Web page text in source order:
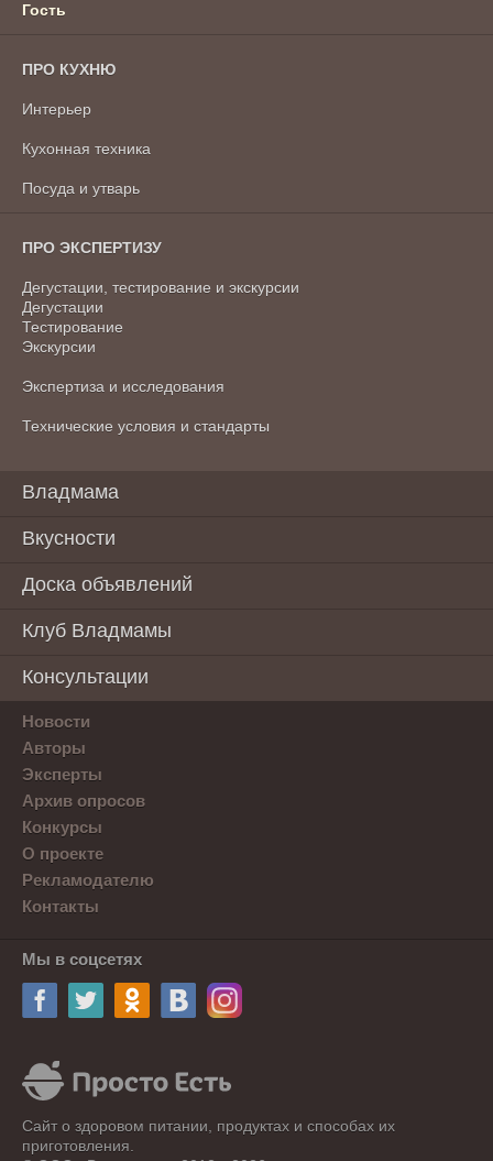
Гость
ПРО КУХНЮ
Интерьер
Кухонная техника
Посуда и утварь
ПРО ЭКСПЕРТИЗУ
Дегустации, тестирование и экскурсии
Дегустации
Тестирование
Экскурсии
Экспертиза и исследования
Технические условия и стандарты
Владмама
Вкусности
Доска объявлений
Клуб Владмамы
Консультации
Новости
Авторы
Эксперты
Архив опросов
Конкурсы
О проекте
Рекламодателю
Контакты
Мы в соцсетях
Сайт о здоровом питании, продуктах и способах их
приготовления.